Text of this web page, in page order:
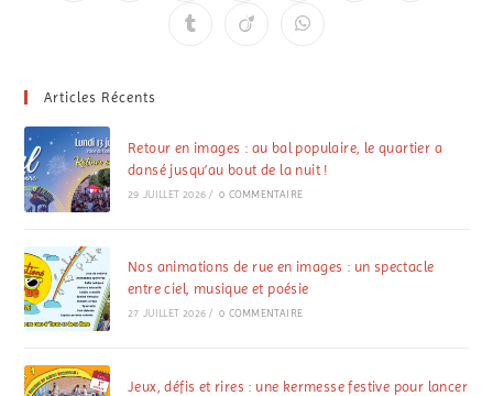
Articles Récents
Retour en images : au bal populaire, le quartier a
dansé jusqu’au bout de la nuit !
29 JUILLET 2026 / 0 COMMENTAIRE
Nos animations de rue en images : un spectacle
entre ciel, musique et poésie
27 JUILLET 2026 / 0 COMMENTAIRE
Jeux, défis et rires : une kermesse festive pour lancer